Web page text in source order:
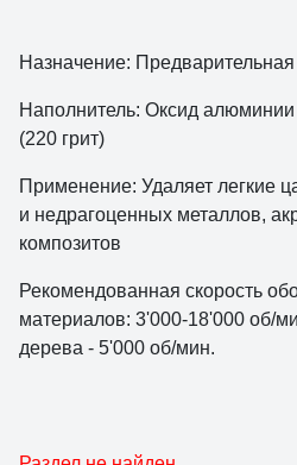
Назначение:
Наполнитель: Оксид
(220 грит)
Применение: Удаляет легкие
и недрагоценных металлов,
композитов
Рекомендованная скорость
материалов: 3'000-18'000 об/
дерева - 5'000 об/мин.